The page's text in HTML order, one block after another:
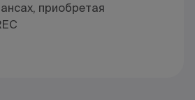
приобретая